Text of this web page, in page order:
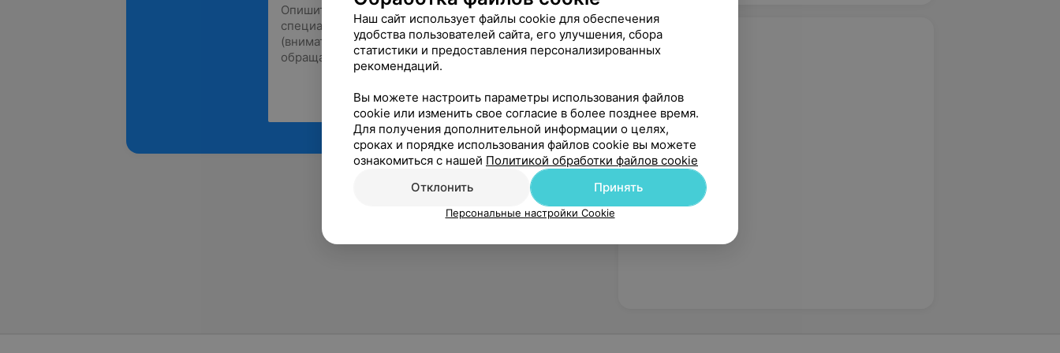
Рекомендую
Наш сайт использует файлы cookie для обеспечения
удобства пользователей сайта, его улучшения, сбора
статистики и предоставления персонализированных
рекомендаций.
Вы можете настроить параметры использования файлов
cookie или изменить свое согласие в более позднее время.
Для получения дополнительной информации о целях,
сроках и порядке использования файлов cookie вы можете
ознакомиться с нашей Политикой обработки файлов cookie
Отклонить
Принять
Персональные настройки Cookie